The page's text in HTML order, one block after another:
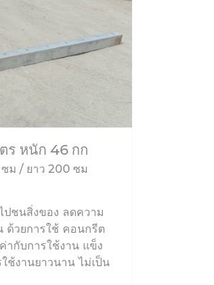
ร หนัก 46 กก
ซม / ยาว 200 ซม
ชนสิ่งของ ลดความ
ด้วยการใช้ คอนกรีต
ากับการใช้งาน แข็ง
ช้งานยาวนาน ไม่เป็น